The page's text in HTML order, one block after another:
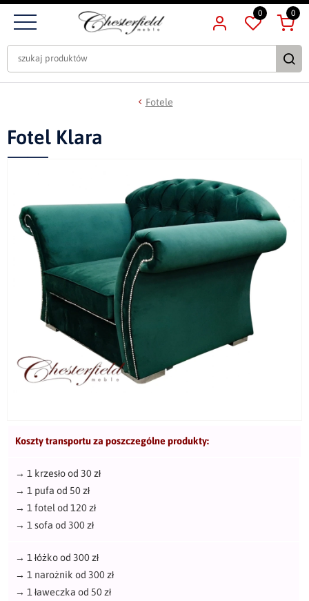
0 0
Fotele
Fotel Klara
Koszty transportu za poszczególne produkty:
→ 1 krzesło od 30 zł
→ 1 pufa od 50 zł
→ 1 fotel od 120 zł
→ 1 sofa od 300 zł
→ 1 łóżko od 300 zł
→ 1 narożnik od 300 zł
→ 1 ławeczka od 50 zł